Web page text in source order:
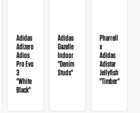
Adidas
Adizero
Adios
Pro Evo
3
"White
Black"
Adidas
Gazelle
Indoor
"Denim
Studs"
Pharrell
x
Adidas
Adistar
Jellyfish
"Timber"